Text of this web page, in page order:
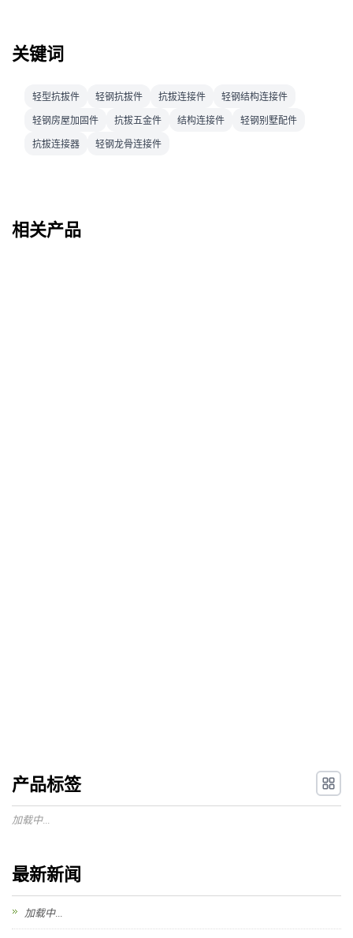
关键词
轻型抗拔件 轻钢抗拔件 抗拔连接件
轻钢结构连接件
轻钢房屋加固件
抗拔五金件 结构连接件
轻钢别墅配件
抗拔连接器
轻钢龙骨连接件
相关产品
产品标签
加载中...
最新新闻
加载中...